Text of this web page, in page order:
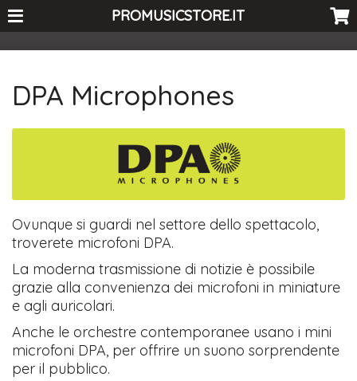
<-- Curio's GSC -->PROMUSICSTORE.IT
DPA Microphones
Ovunque si guardi nel settore dello spettacolo,
troverete microfoni DPA.
La moderna trasmissione di notizie è possibile
grazie alla convenienza dei microfoni in miniature
e agli auricolari.
Anche le orchestre contemporanee usano i mini
microfoni DPA, per offrire un suono sorprendente
per il pubblico.